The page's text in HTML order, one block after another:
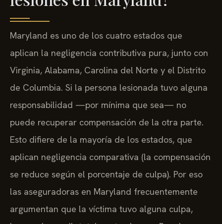
Maryland es uno de los cuatro estados que
aplican la negligencia contributiva pura, junto con
Virginia, Alabama, Carolina del Norte y el Distrito
de Columbia. Si la persona lesionada tuvo alguna
responsabilidad —por mínima que sea— no
puede recuperar compensación de la otra parte.
Esto difiere de la mayoría de los estados, que
aplican negligencia comparativa (la compensación
se reduce según el porcentaje de culpa). Por eso
las aseguradoras en Maryland frecuentemente
argumentan que la víctima tuvo alguna culpa,
buscando evadir totalmente el pago. Reunir